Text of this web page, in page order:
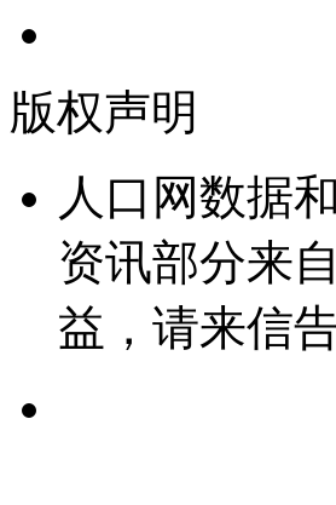
版权声明
人口网数据
资讯部分来
益，请来信